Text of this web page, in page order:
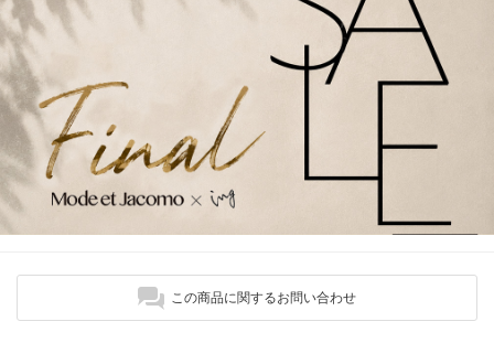
この商品に関するお問い合わせ